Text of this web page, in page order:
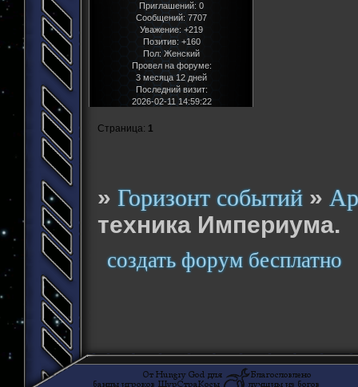
Приглашений: 0
Сообщений: 7707
Уважение: +219
Позитив: +160
Пол:Женский
Провел на форуме:
3 месяца 12 дней
Последний визит:
2026-02-11 14:59:22
Страница: 1
»Горизонт событий »
техника Империума.
создать форум бесплатно